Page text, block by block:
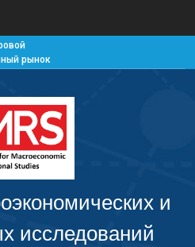
рынок
рынок
рынок
и
исследований